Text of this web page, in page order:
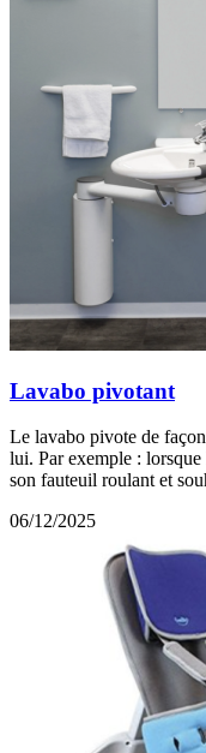
Lavabo pivotant
Le lavabo pivote de
lui. Par exemple : lorsque
son fauteuil roulant et
06/12/2025